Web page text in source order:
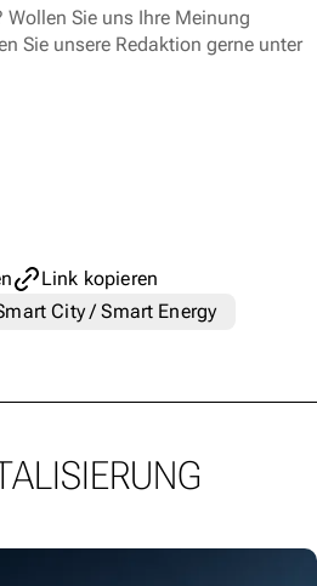
Wollen Sie uns Ihre Meinung
Sie unsere Redaktion gerne unter
Link kopieren
City / Smart Energy